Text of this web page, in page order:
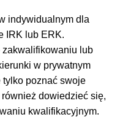
indywidualnym dla
IRK lub ERK.
zakwalifikowaniu lub
w prywatnym
tylko poznać swoje
dowiedzieć się,
kwalifikacyjnym.